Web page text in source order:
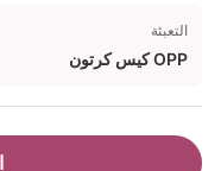
التعبئة
OPP كيس كرتون